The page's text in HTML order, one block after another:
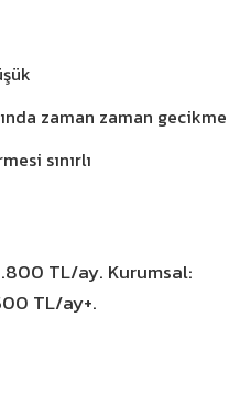
zaman zaman gecikme
sınırlı
TL/ay. Kurumsal:
TL/ay+.